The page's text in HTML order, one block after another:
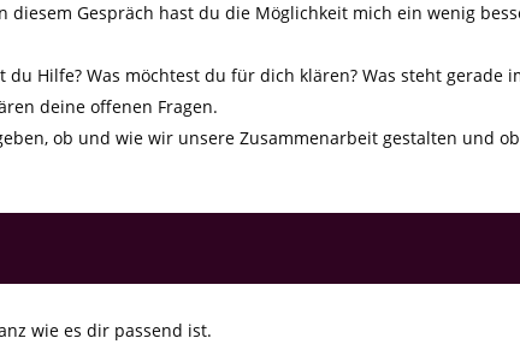
Gespräch hast du die Möglichkeit mich ein wenig
Hilfe? Was möchtest du für dich klären? Was steht gerade
deine offenen Fragen.
ob und wie wir unsere Zusammenarbeit gestalten und
wie es dir passend ist.